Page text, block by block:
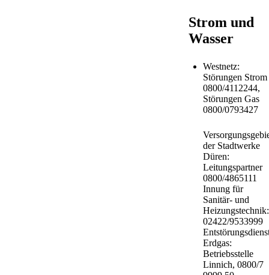
Strom und
Wasser
Westnetz:
Störungen Strom
0800/4112244,
Störungen Gas
0800/0793427
der Stadtwerke
Düren:
Leitungspartner
0800/4865111
Innung für
Sanitär- und
Heizungstechnik:
02422/9533999
Erdgas:
Betriebsstelle
Linnich, 0800/7